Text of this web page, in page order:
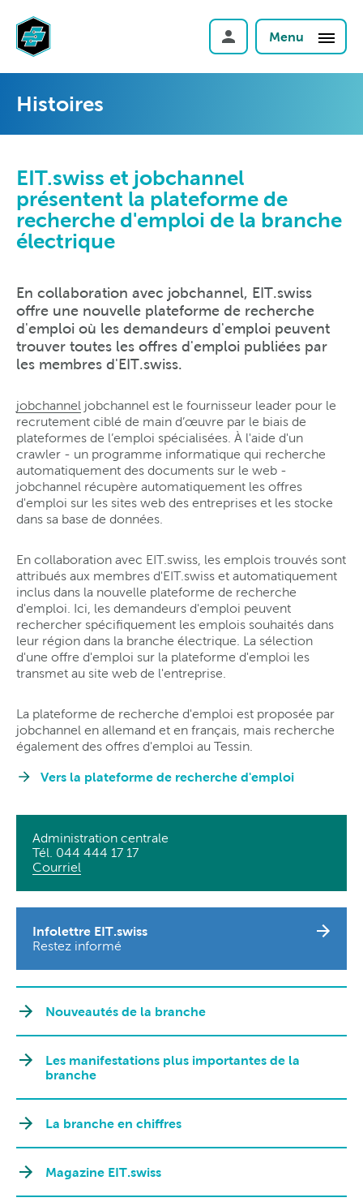
Menu
Histoires
EIT.swiss et jobchannel
présentent la plateforme de
recherche d'emploi de la branche
électrique
En collaboration avec jobchannel, EIT.swiss
offre une nouvelle plateforme de recherche
d'emploi où les demandeurs d'emploi peuvent
trouver toutes les offres d'emploi publiées par
les membres d'EIT.swiss.
jobchannel jobchannel est le fournisseur leader pour le
recrutement ciblé de main d’œuvre par le biais de
plateformes de l’emploi spécialisées. À l'aide d'un
crawler - un programme informatique qui recherche
automatiquement des documents sur le web -
jobchannel récupère automatiquement les offres
d'emploi sur les sites web des entreprises et les stocke
dans sa base de données.
En collaboration avec EIT.swiss, les emplois trouvés sont
attribués aux membres d'EIT.swiss et automatiquement
inclus dans la nouvelle plateforme de recherche
d'emploi. Ici, les demandeurs d'emploi peuvent
rechercher spécifiquement les emplois souhaités dans
leur région dans la branche électrique. La sélection
d'une offre d'emploi sur la plateforme d'emploi les
transmet au site web de l'entreprise.
La plateforme de recherche d'emploi est proposée par
jobchannel en allemand et en français, mais recherche
également des offres d'emploi au Tessin.
Vers la plateforme de recherche d'emploi
Administration centrale
Tél. 044 444 17 17
Courriel
Infolettre EIT.swiss
Restez informé
Nouveautés de la branche
Les manifestations plus importantes de la
branche
La branche en chiffres
Magazine EIT.swiss